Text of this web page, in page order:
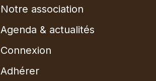
Notre association
Agenda & actualités
Connexion
Adhérer